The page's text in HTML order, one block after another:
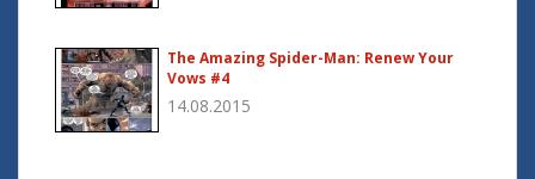
The Amazing Spider-Man: Renew Your
Vows #4
14.08.2015